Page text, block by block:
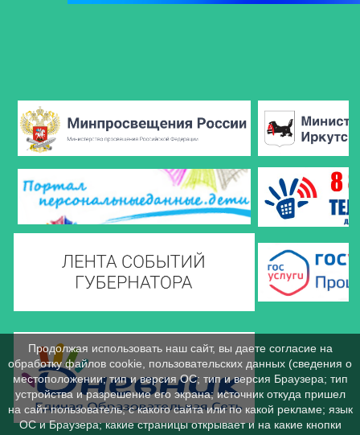
Продолжая использовать наш сайт, вы даете согласие на
обработку файлов cookie, пользовательских данных (сведения о
местоположении; тип и версия ОС; тип и версия Браузера; тип
устройства и разрешение его экрана; источник откуда пришел
на сайт пользователь; с какого сайта или по какой рекламе; язык
ОС и Браузера; какие страницы открывает и на какие кнопки